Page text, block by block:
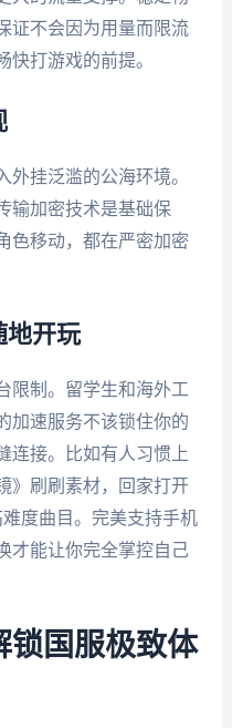
证不会因为用量而限流
快打游戏的前提。
挂泛滥的公海环境。
输加密技术是基础保
色移动，都在严密加密
地开玩
限制。留学生和海外工
加速服务不该锁住你的
连接。比如有人习惯上
》刷刷素材，回家打开
度曲目。完美支持手机
才能让你完全掌控自己
锁国服极致体